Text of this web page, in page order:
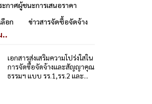
ะกาศผู้ชนะการเสนอราคา
ลือก
ข่าวสารจัดซื้อจัดจ้าง
..
เอกสารส่งเสริมความโปร่งใสใน
การจัดซื้อจัดจ้างและสัญญาคุณ
ธรรมฯ แบบ รร.1,รร.2 และ...